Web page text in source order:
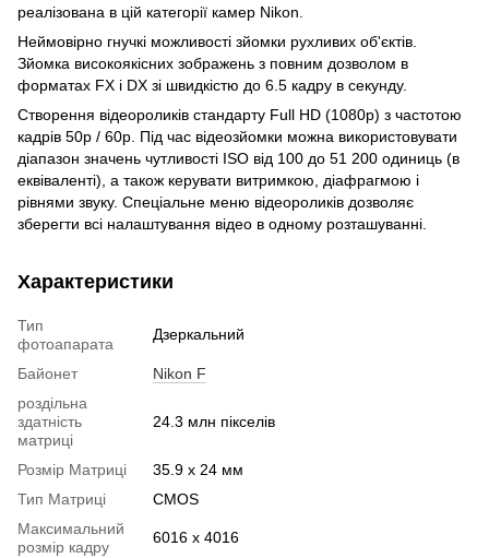
реалізована в цій категорії камер Nikon.
Неймовірно гнучкі можливості зйомки рухливих об'єктів.
Зйомка високоякісних зображень з повним дозволом в
форматах FX і DX зі швидкістю до 6.5 кадру в секунду.
Створення відеороликів стандарту Full HD (1080p) з частотою
кадрів 50p / 60p. Під час відеозйомки можна використовувати
діапазон значень чутливості ISO від 100 до 51 200 одиниць (в
еквіваленті), а також керувати витримкою, діафрагмою і
рівнями звуку. Спеціальне меню відеороликів дозволяє
зберегти всі налаштування відео в одному розташуванні.
Характеристики
Тип
фотоапарата
Дзеркальний
Байонет
Nikon F
роздільна
здатність
матриці
24.3 млн пікселів
Розмір Матриці
35.9 x 24 мм
Тип Матриці
CMOS
Максимальний
розмір кадру
6016 x 4016